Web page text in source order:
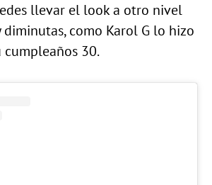
llevar el look a otro nivel
diminutas, como Karol G lo hizo
cumpleaños 30.